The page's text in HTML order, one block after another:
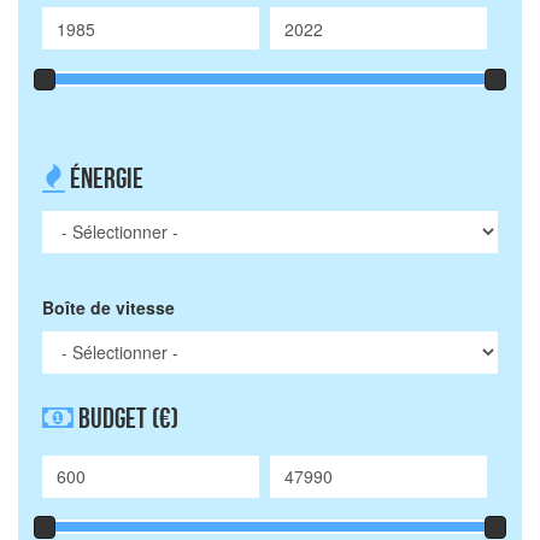
Énergie
Boîte de vitesse
Budget(€)